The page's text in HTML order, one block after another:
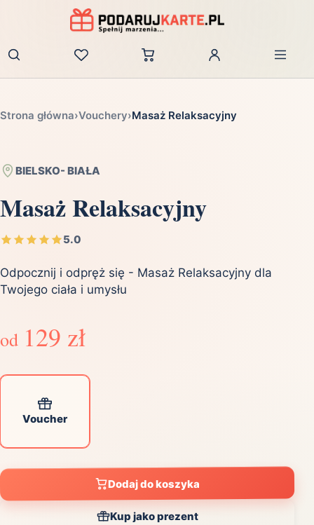
Zaloguj
Strona główna›Vouchery›Masaż Relaksacyjny
BIELSKO- BIAŁA
Masaż Relaksacyjny
5.0
Odpocznij i odpręż się - Masaż Relaksacyjny dla
Twojego ciała i umysłu
od 129 zł
Voucher
Dodaj do koszyka
Kup jako prezent